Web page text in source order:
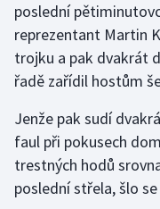
Krasobruslení
Lezení
Moderní pětiboj
Motorsport
poslední
reprezentant Martin
trojku a pak dvakrát
řadě zařídil hostům
Jenže pak sudí
faul při pokusech
trestných hodů
poslední střela, šlo